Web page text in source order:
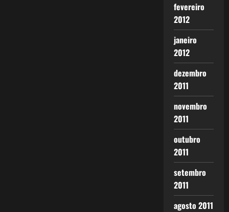
fevereiro
2012
janeiro
2012
dezembro
2011
novembro
2011
outubro
2011
setembro
2011
agosto 2011